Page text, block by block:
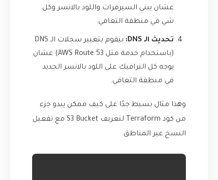
عشان يبني السيرفرات واللود بالانسر وكل
شي في منطقة التعافي.
تحديث الـ DNS:
بيقوم بتغيير سجلات الـ DNS
(باستخدام خدمة مثل AWS Route 53) عشان
يوجه كل الترافيك على اللود بالانسر الجديد
في منطقة التعافي.
وهذا مثال بسيط جدًا على كيف ممكن يبدو جزء
من كود Terraform لتعريف S3 Bucket مع تفعيل
النسخ عبر المناطق: